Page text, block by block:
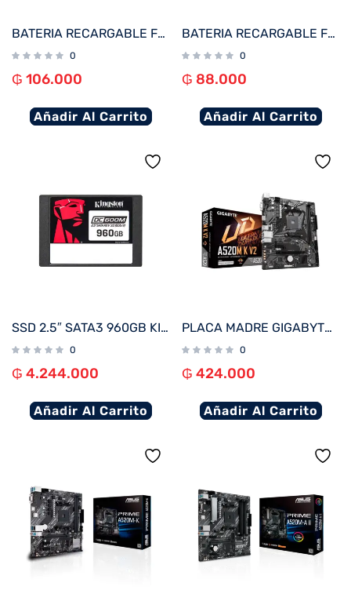
BATERIA RECARGABLE FTX 12V 9A SS9-12
0
₲ 106.000
Añadir Al Carrito
BATERIA RECARGABLE FTX 12V 7A SS7-12
0
₲ 88.000
Añadir Al Carrito
SSD 2.5″ SATA3 960GB KINGSTON SEDC600M/960G 560/530
0
₲ 4.244.000
Añadir Al Carrito
PLACA MADRE GIGABYTE AM4 A520M K V2 V/S/R/HDMI/M.2/DDR4/USB3.2/MATX
0
₲ 424.000
Añadir Al Carrito